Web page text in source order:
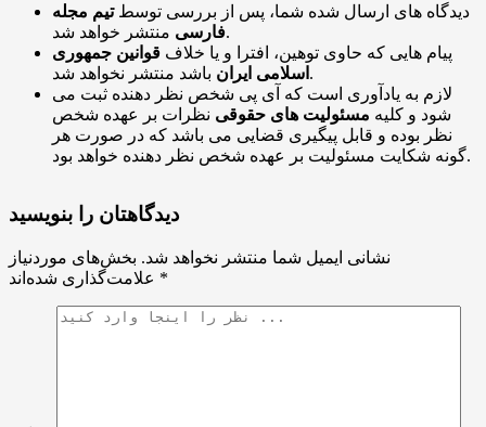
دیدگاه های ارسال شده شما، پس از بررسی توسطتیم مجله
فارسیمنتشر خواهد شد.
پیام هایی که حاوی توهین، افترا و یا خلاف قوانین جمهوری
اسلامی ایران باشد منتشر نخواهد شد.
لازم به یادآوری است که آی پی شخص نظر دهنده ثبت می
شود و کلیه مسئولیت های حقوقی نظرات بر عهده شخص
نظر بوده و قابل پیگیری قضایی می باشد که در صورت هر
گونه شکایت مسئولیت بر عهده شخص نظر دهنده خواهد بود.
دیدگاهتان را بنویسید
نشانی ایمیل شما منتشر نخواهد شد. بخش‌های موردنیاز
*